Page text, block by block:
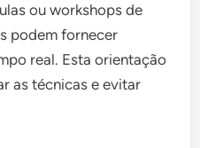
ou workshops de
podem fornecer
real. Esta orientação
as técnicas e evitar